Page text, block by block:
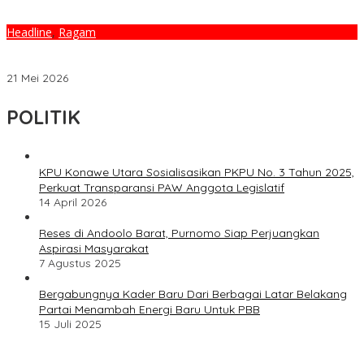
Headline, Ragam
21 Mei 2026
POLITIK
KPU Konawe Utara Sosialisasikan PKPU No. 3 Tahun 2025,
Perkuat Transparansi PAW Anggota Legislatif
14 April 2026
Reses di Andoolo Barat, Purnomo Siap Perjuangkan
Aspirasi Masyarakat
7 Agustus 2025
Bergabungnya Kader Baru Dari Berbagai Latar Belakang
Partai Menambah Energi Baru Untuk PBB
15 Juli 2025